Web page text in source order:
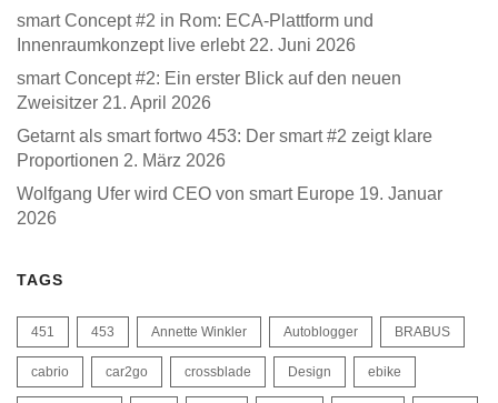
smart Concept #2 in Rom: ECA-Plattform und
Innenraumkonzept live erlebt 22. Juni 2026
smart Concept #2: Ein erster Blick auf den neuen
Zweisitzer 21. April 2026
Getarnt als smart fortwo 453: Der smart #2 zeigt klare
Proportionen 2. März 2026
Wolfgang Ufer wird CEO von smart Europe 19. Januar
2026
TAGS
451 453 Annette Winkler Autoblogger BRABUS
cabrio car2go crossblade Design ebike